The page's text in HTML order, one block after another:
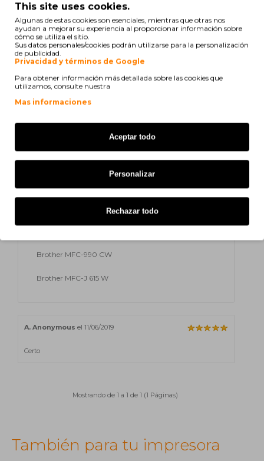
Brother MFC-5490 CN
Brother MFC-5890 CN
Brother MFC-5895 CW
Brother MFC-6490 CW
Brother MFC-6890 CDW
Brother MFC-6890 CW
Brother MFC-790 Series
Brother MFC-990 CW
Brother MFC-J 615 W
A. Anonymous el 11/06/2019
Certo
Mostrando de 1 a 1 de 1 (1 Páginas)
También para tu impresora
This site uses cookies.
Algunas de estas cookies son esenciales, mientras que otras nos
ayudan a mejorar su experiencia al proporcionar información sobre
cómo se utiliza el sitio.
Sus datos personales/cookies podrán utilizarse para la personalización
de publicidad.
Privacidad y términos de Google
Para obtener información más detallada sobre las cookies que
utilizamos, consulte nuestra
Mas informaciones
Aceptar todo
Personalizar
Rechazar todo